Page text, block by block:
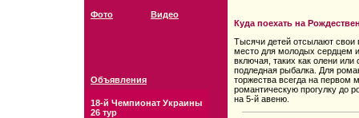
Фото Видео
Объявления
18-й Чемпионат Украины
26 тур
Куда поехать на
Тысячи детей отсылают свои
место для молодых сердцем
включая, таких как олени
подледная рыбалка. Для
торжества всегда на первом
романтическую прогулку до
на 5-й авеню.